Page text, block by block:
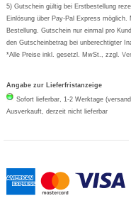
Basica
5) Gutschein gültig bei Erstbestellung
Einlösung über Pay-Pal Express
Bestellung. Gutschein nur einmal pro
den Gutscheinbetrag bei unberechtigter
*Alle Preise inkl. gesetzl. MwSt., zzgl.
Angabe zur Lieferfristanzeige
Sofort lieferbar, 1-2 Werktage
Ausverkauft, derzeit nicht lieferbar